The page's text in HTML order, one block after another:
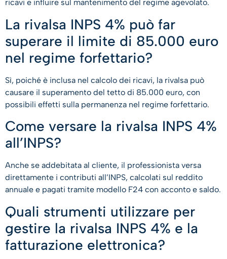
ricavi e influire sul mantenimento del regime agevolato.
La rivalsa INPS 4% può far
superare il limite di 85.000 euro
nel regime forfettario?
Sì, poiché è inclusa nel calcolo dei ricavi, la rivalsa può
causare il superamento del tetto di 85.000 euro, con
possibili effetti sulla permanenza nel regime forfettario.
Come versare la rivalsa INPS 4%
all’INPS?
Anche se addebitata al cliente, il professionista versa
direttamente i contributi all’INPS, calcolati sul reddito
annuale e pagati tramite modello F24 con acconto e saldo.
Quali strumenti utilizzare per
gestire la rivalsa INPS 4% e la
fatturazione elettronica?